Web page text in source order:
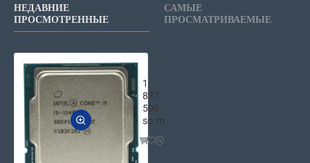
НЕДАВНИЕ
ПРОСМОТРЕННЫЕ
САМЫЕ
ПРОСМАТРИВАЕМЫЕ
1
837
500
soʻm